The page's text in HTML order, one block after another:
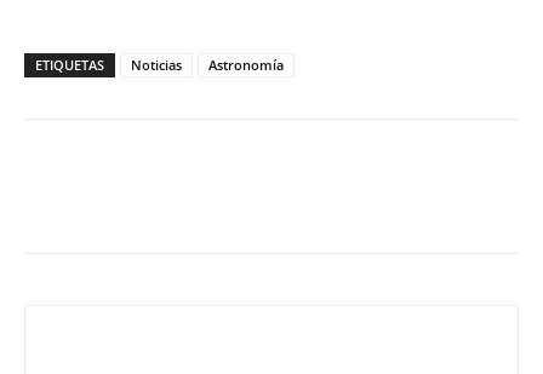
ETIQUETAS Noticias Astronomía